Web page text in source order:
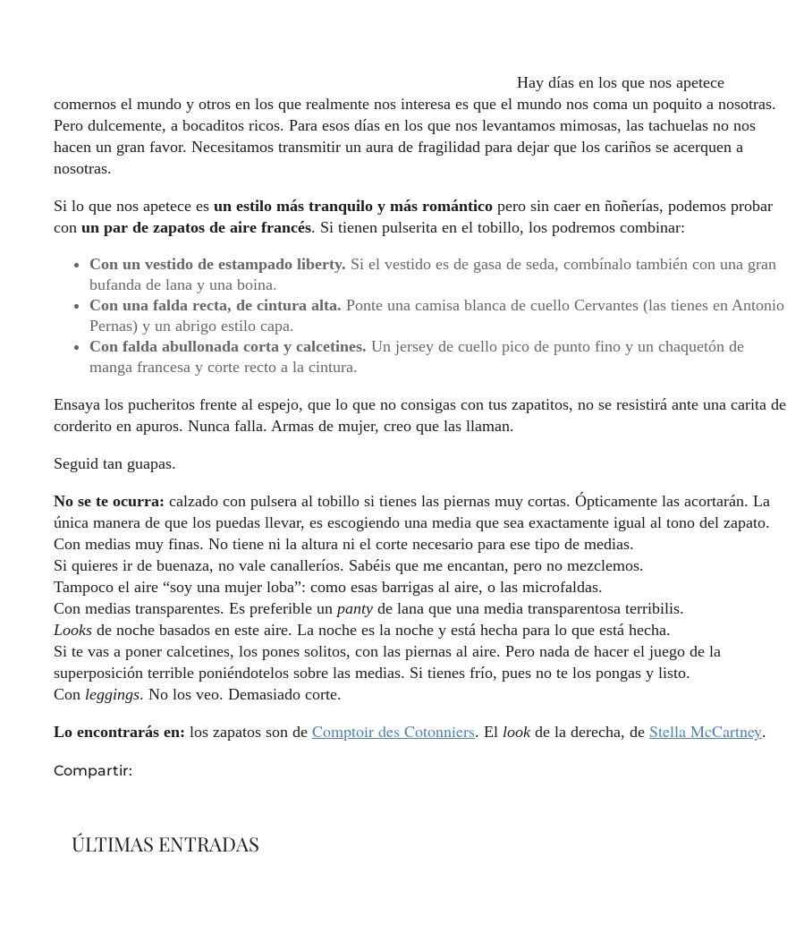
Hay días en los que nos apetece
comernos el mundo y otros en los que realmente nos interesa es que el mundo nos coma un poquito a nosotras.
Pero dulcemente, a bocaditos ricos. Para esos días en los que nos levantamos mimosas, las tachuelas no nos
hacen un gran favor. Necesitamos transmitir un aura de fragilidad para dejar que los cariños se acerquen a
nosotras.
Si lo que nos apetece es un estilo más tranquilo y más romántico pero sin caer en ñoñerías, podemos probar
con un par de zapatos de aire francés. Si tienen pulserita en el tobillo, los podremos combinar:
Con un vestido de estampado liberty. Si el vestido es de gasa de seda, combínalo también con una gran
bufanda de lana y una boina.
Con una falda recta, de cintura alta. Ponte una camisa blanca de cuello Cervantes (las tienes en Antonio
Pernas) y un abrigo estilo capa.
Con falda abullonada corta y calcetines. Un jersey de cuello pico de punto fino y un chaquetón de
manga francesa y corte recto a la cintura.
Ensaya los pucheritos frente al espejo, que lo que no consigas con tus zapatitos, no se resistirá ante una carita de
corderito en apuros. Nunca falla. Armas de mujer, creo que las llaman.
Seguid tan guapas.
No se te ocurra: calzado con pulsera al tobillo si tienes las piernas muy cortas. Ópticamente las acortarán. La
única manera de que los puedas llevar, es escogiendo una media que sea exactamente igual al tono del zapato.
Con medias muy finas. No tiene ni la altura ni el corte necesario para ese tipo de medias.
Si quieres ir de buenaza, no vale canalleríos. Sabéis que me encantan, pero no mezclemos.
Tampoco el aire “soy una mujer loba”: como esas barrigas al aire, o las microfaldas.
Con medias transparentes. Es preferible un panty de lana que una media transparentosa terribilis.
Looks de noche basados en este aire. La noche es la noche y está hecha para lo que está hecha.
Si te vas a poner calcetines, los pones solitos, con las piernas al aire. Pero nada de hacer el juego de la
superposición terrible poniéndotelos sobre las medias. Si tienes frío, pues no te los pongas y listo.
Con leggings. No los veo. Demasiado corte.
Lo encontrarás en: los zapatos son de Comptoir des Cotonniers. El look de la derecha, de Stella McCartney.
Compartir:
ÚLTIMAS ENTRADAS